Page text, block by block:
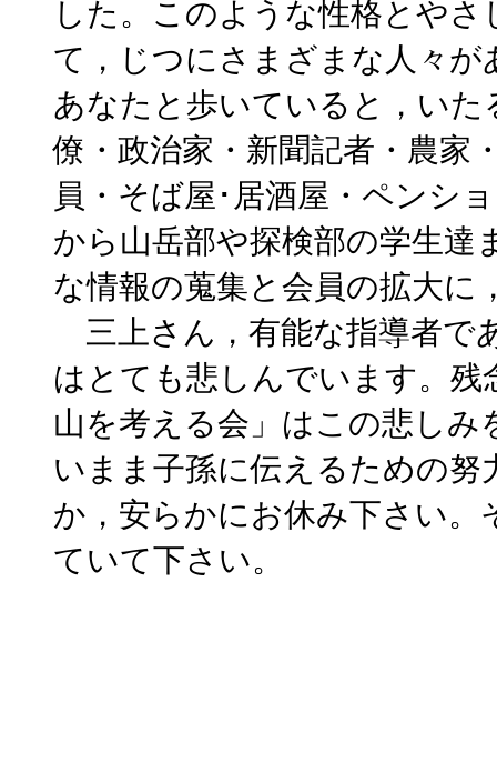
した。このような性格とや
て，じつにさまざまな人々
あなたと歩いていると，い
僚・政治家・新聞記者・農家
員・そば屋･居酒屋・ペンシ
から山岳部や探検部の学生達
な情報の蒐集と会員の拡大
三上さん，有能な指導者で
はとても悲しんでいます。
山を考える会」はこの悲し
いまま子孫に伝えるための
か，安らかにお休み下さい
ていて下さい。